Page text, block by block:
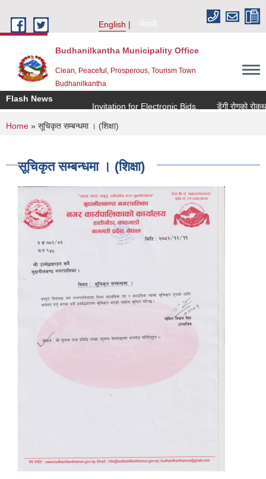
English
नेपाली
Budhanilkantha Municipality Office
Clean, Peaceful, Prosperous, Tourism Town
Budhanilkantha
Flash News
Invitation for Electronic Bids
डेंगी रोगको
You are here
Home » सूचिकृत सम्बन्धमा । (शिक्षा)
सूचिकृत सम्बन्धमा । (शिक्षा)